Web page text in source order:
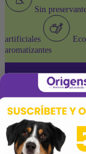
Sin
artificiales
aromatizantes
¿Por qué